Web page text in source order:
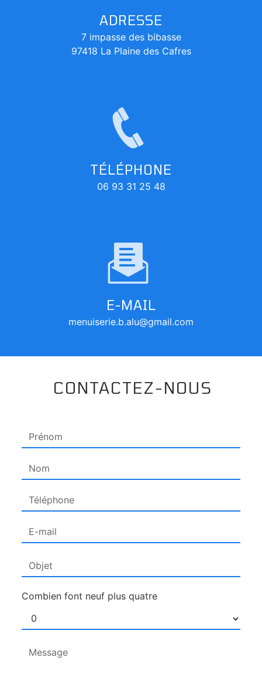
ADRESSE
7 impasse des bibasse
97418 La Plaine des Cafres
TÉLÉPHONE
06 93 31 25 48
E-MAIL
menuiserie.b.alu@gmail.com
CONTACTEZ-NOUS
Combien font neuf plus quatre